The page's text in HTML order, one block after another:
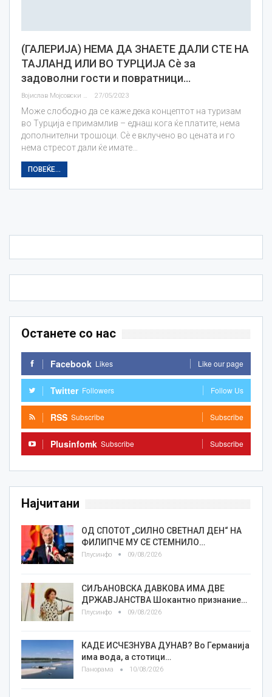
(ГАЛЕРИЈА) НЕМА ДА ЗНАЕТЕ ДАЛИ СТЕ НА
ТАЈЛАНД ИЛИ ВО ТУРЦИЈА Сѐ за
задоволни гости и повратници…
Војислав Мојсовски 27/05/2023
Може слободно да се каже дека концептот на туризам
во Турција е примамлив – еднаш кога ќе платите, нема
дополнителни трошоци. Сѐ е вклучено во цената и го
нема стресот дали ќе имате…
ПОВЕЌЕ...
Останете со нас
Facebook Likes Like our page
Twitter Followers Follow Us
RSS Subscribe Subscribe
Plusinfomk Subscribe Subscribe
Најчитани
ОД СПОТОТ „СИЛНО СВЕТНАЛ ДЕН“ НА
ФИЛИПЧЕ МУ СЕ СТЕМНИЛО…
Плусинфо 09/08/2026
СИЉАНОВСКА ДАВКОВА ИМА ДВЕ
ДРЖАВЈАНСТВА Шокантно признание…
Плусинфо 09/08/2026
КАДЕ ИСЧЕЗНУВА ДУНАВ? Во Германија
има вода, а стотици…
Панорама 10/08/2026